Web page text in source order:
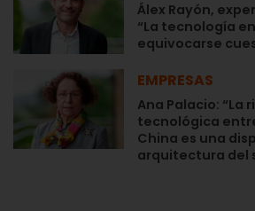
Álex Rayón,
“La tecnología
equivocarse
EMPRESAS
Ana Palacio: “La
tecnológica
China es una
arquitectura del